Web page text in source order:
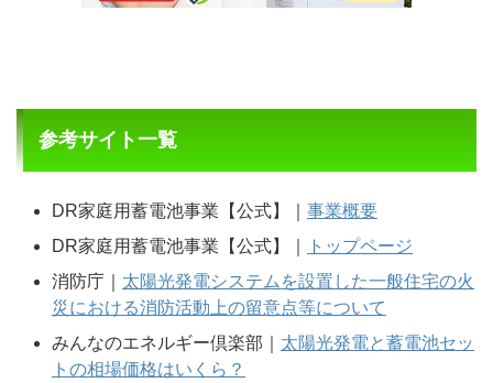
参考サイト一覧
DR家庭用蓄電池事業【公式】｜ 事業概要
DR家庭用蓄電池事業【公式】｜
トップページ
消防庁｜ 太陽光発電システムを設置した一般住宅の火
災における消防活動上の留意点等について
みんなのエネルギー倶楽部｜ 太陽光発電と蓄電池セッ
トの相場価格はいくら？